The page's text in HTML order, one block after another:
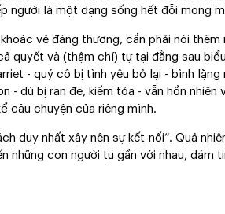
người là một dạng sống hết đỗi mong
vẻ đáng thương, cần phải nói thêm
quyết và (thậm chí) tự tại đằng sau
- quý cô bị tình yêu bỏ lại - bình lặng
- dù bị răn đe, kiềm tỏa - vẫn hồn nhiên
câu chuyện của riêng mình.
duy nhất xây nên sự kết-nối”. Quả
những con người tụ gần với nhau, dám